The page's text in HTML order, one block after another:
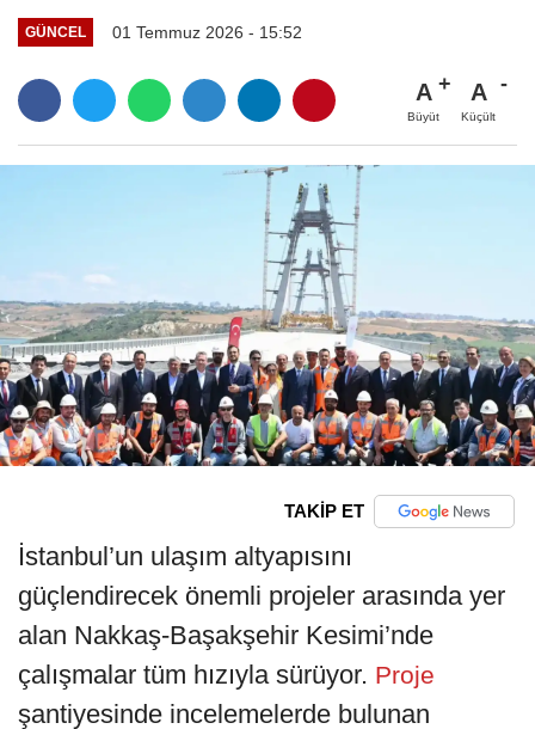
GÜNCEL 01 Temmuz 2026 - 15:52
A
Büyüt
A
Küçült
TAKİP ET
İstanbul’un ulaşım altyapısını
güçlendirecek önemli projeler arasında yer
alan Nakkaş-Başakşehir Kesimi’nde
çalışmalar tüm hızıyla sürüyor. Proje
şantiyesinde incelemelerde bulunan